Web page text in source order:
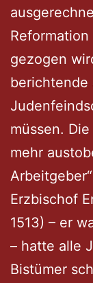
gezogen
berichtende
müssen.
mehr
Erzbischof
1513) – er
– hatte alle
Bistümer